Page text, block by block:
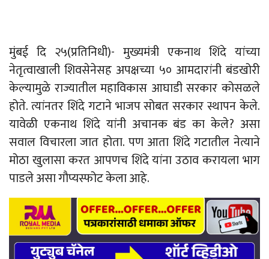
मुंबई दि २५(प्रतिनिधी)- मुख्यमंत्री एकनाथ शिंदे यांच्या
नेतृत्वाखाली शिवसेनेसह अपक्षच्या ५० आमदारांनी बंडखोरी
केल्यामुळे राज्यातील महाविकास आघाडी सरकार कोसळले
होते. त्यांनतर शिंदे गटाने भाजप सोबत सरकार स्थापन केले.
यावेळी एकनाथ शिंदे यांनी अचानक बंड का केले? असा
सवाल विचारला जात होता. पण आता शिंदे गटातील नेत्याने
मोठा खुलासा करत आपणच शिंदे यांना उठाव करायला भाग
पाडले असा गाैप्यस्फोट केला आहे.